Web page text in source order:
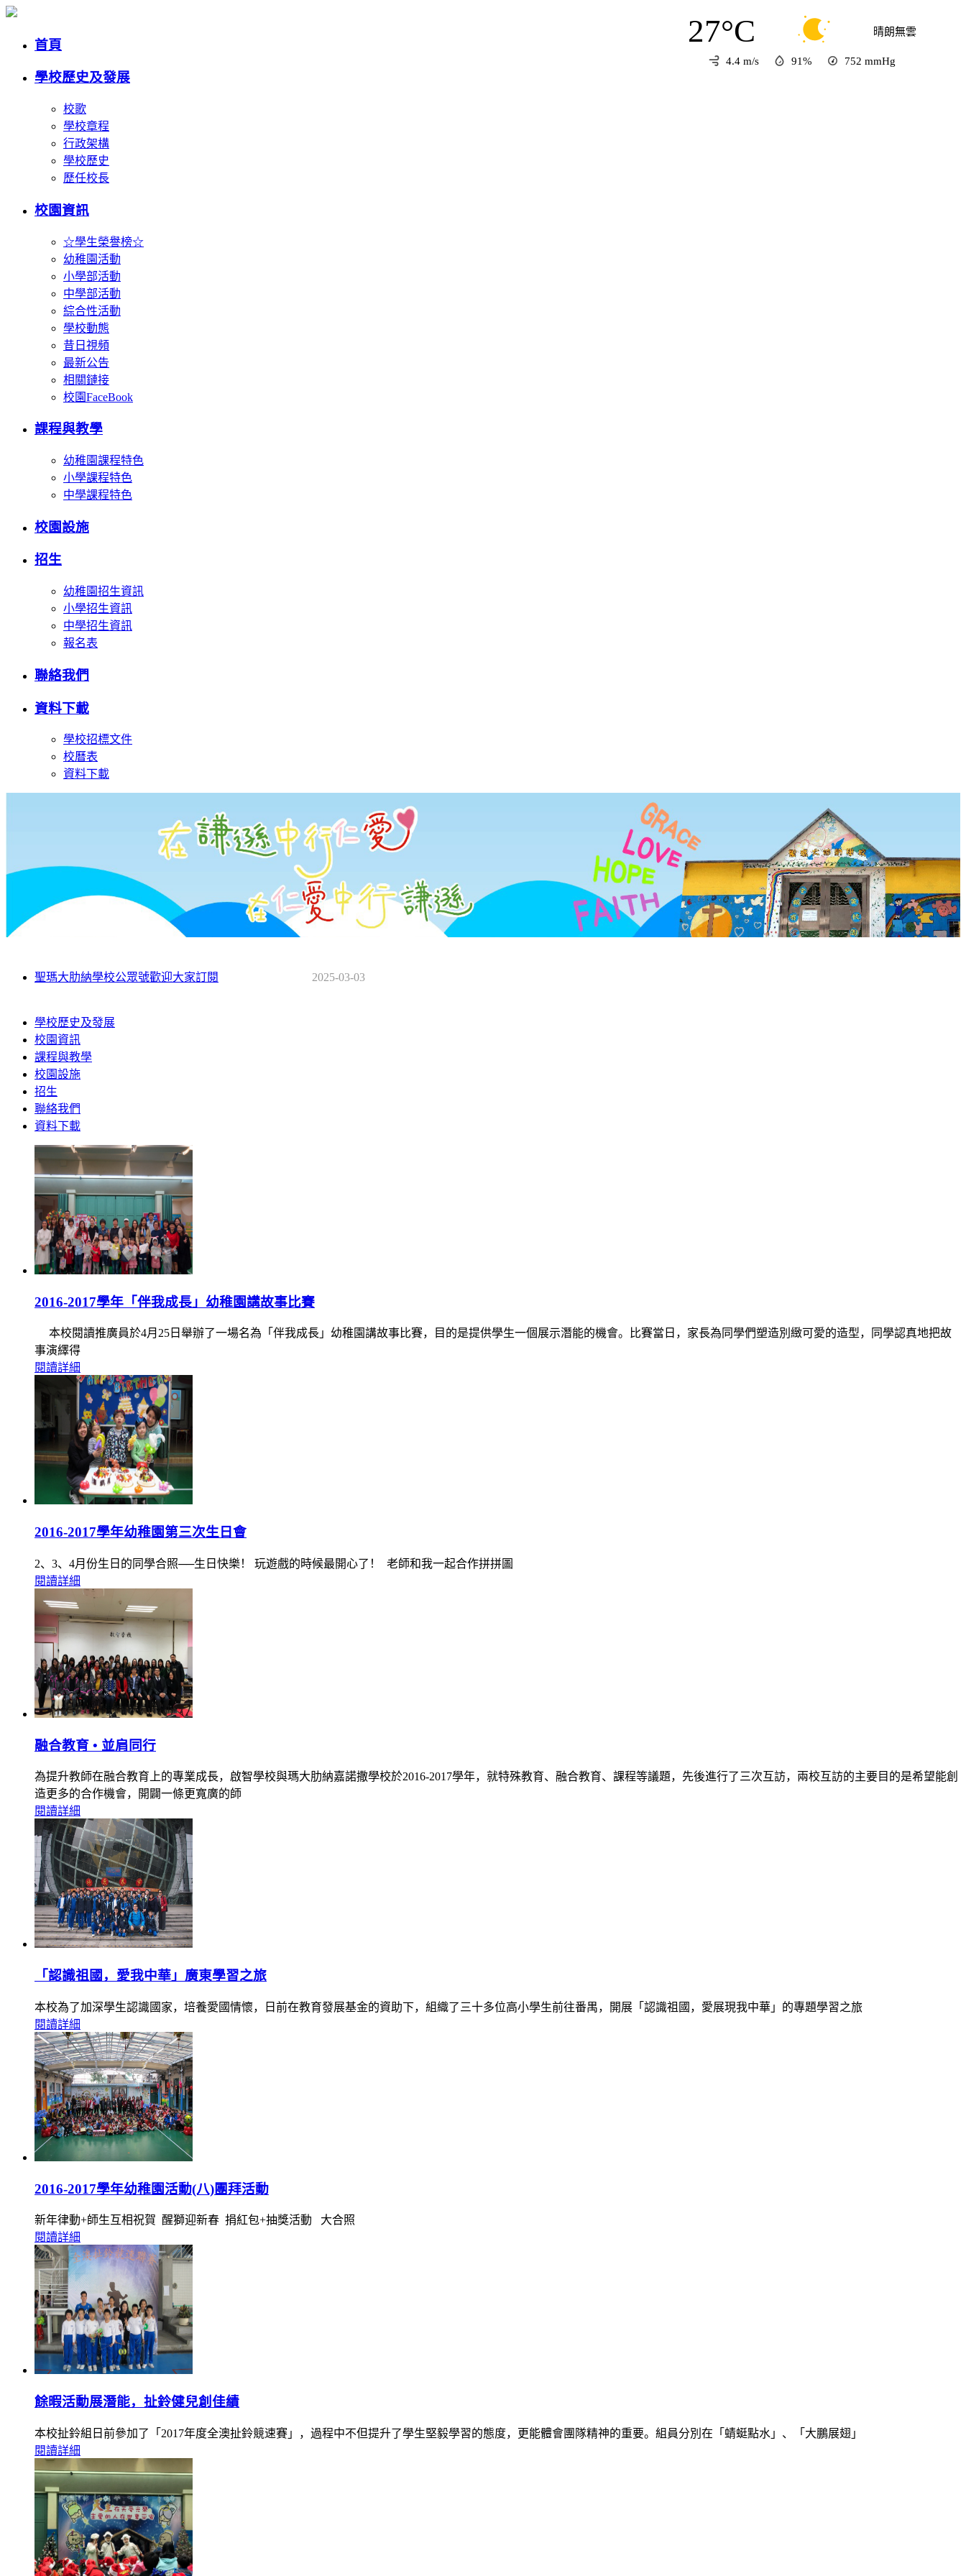
27°C 晴朗無雲
4.4 m/s 91% 752 mmHg
首頁
學校歷史及發展
校歌
學校章程
行政架構
學校歷史
歷任校長
校園資訊
☆學生榮譽榜☆
幼稚園活動
小學部活動
中學部活動
綜合性活動
學校動態
昔日視頻
最新公告
相關鏈接
校園FaceBook
課程與教學
幼稚園課程特色
小學課程特色
中學課程特色
校園設施
招生
幼稚園招生資訊
小學招生資訊
中學招生資訊
報名表
聯絡我們
資料下載
學校招標文件
校曆表
資料下載
2025-03-03
聖瑪大肋納學校公眾號歡迎大家訂閱
學校歷史及發展
校園資訊
課程與教學
校園設施
招生
聯絡我們
資料下載
2016-2017學年「伴我成長」幼稚園講故事比賽
本校閱讀推廣員於4月25日舉辦了一場名為「伴我成長」幼稚園講故事比賽，目的是提供學生一個展示潛能的機會。比賽當日，家長為同學們塑造別緻可愛的造型，同學認真地把故
事演繹得
閱讀詳細
2016-2017學年幼稚園第三次生日會
2、3、4月份生日的同學合照──生日快樂！ 玩遊戲的時候最開心了！ 老師和我一起合作拼拼圖
閱讀詳細
融合教育 • 並肩同行
為提升教師在融合教育上的專業成長，啟智學校與瑪大肋納嘉諾撒學校於2016-2017學年，就特殊教育、融合教育、課程等議題，先後進行了三次互訪，兩校互訪的主要目的是希望能創
造更多的合作機會，開闢一條更寬廣的師
閱讀詳細
「認識祖國，愛我中華」廣東學習之旅
本校為了加深學生認識國家，培養愛國情懷，日前在教育發展基金的資助下，組織了三十多位高小學生前往番禺，開展「認識祖國，愛展現我中華」的專題學習之旅
閱讀詳細
2016-2017學年幼稚園活動(八)團拜活動
新年律動+師生互相祝賀 醒獅迎新春 捐紅包+抽獎活動 大合照
閱讀詳細
餘暇活動展潛能，扯鈴健兒創佳績
本校扯鈴組日前參加了「2017年度全澳扯鈴競速賽」，過程中不但提升了學生堅毅學習的態度，更能體會團隊精神的重要。組員分別在「蜻蜓點水」、「大鵬展翅」
閱讀詳細